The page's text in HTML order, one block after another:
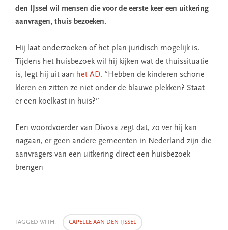
den IJssel wil mensen die voor de eerste keer een uitkering
aanvragen, thuis bezoeken.
Hij laat onderzoeken of het plan juridisch mogelijk is.
Tijdens het huisbezoek wil hij kijken wat de thuissituatie
is, legt hij uit aan het AD. “Hebben de kinderen schone
kleren en zitten ze niet onder de blauwe plekken? Staat
er een koelkast in huis?”
Een woordvoerder van Divosa zegt dat, zo ver hij kan
nagaan, er geen andere gemeenten in Nederland zijn die
aanvragers van een uitkering direct een huisbezoek
brengen
TAGGED WITH: CAPELLE AAN DEN IJSSEL